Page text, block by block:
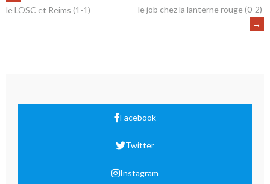
le LOSC et Reims (1-1)
le job chez la lanterne rouge (0-2)
→
Facebook
Twitter
Instagram